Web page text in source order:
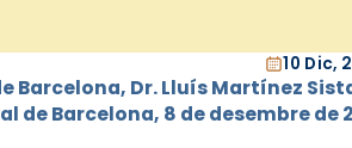
10 Dic,
Barcelona, Dr.Lluís Martínez
de Barcelona, 8 de desembre de